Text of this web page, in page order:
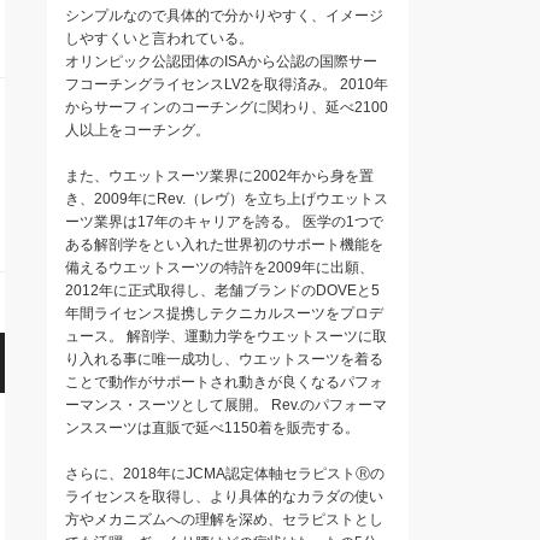
シンプルなので具体的で分かりやすく、イメージ
しやすくいと言われている。
オリンピック公認団体のISAから公認の国際サー
フコーチングライセンスLV2を取得済み。 2010年
からサーフィンのコーチングに関わり、延べ2100
人以上をコーチング。
また、ウエットスーツ業界に2002年から身を置
き、2009年にRev.（レヴ）を立ち上げウエットス
ーツ業界は17年のキャリアを誇る。 医学の1つで
ある解剖学をとい入れた世界初のサポート機能を
備えるウエットスーツの特許を2009年に出願、
2012年に正式取得し、老舗ブランドのDOVEと5
年間ライセンス提携しテクニカルスーツをプロデ
ュース。 解剖学、運動力学をウエットスーツに取
り入れる事に唯一成功し、ウエットスーツを着る
ことで動作がサポートされ動きが良くなるパフォ
ーマンス・スーツとして展開。 Rev.のパフォーマ
ンススーツは直販で延べ1150着を販売する。
さらに、2018年にJCMA認定体軸セラピストⓇの
ライセンスを取得し、より具体的なカラダの使い
方やメカニズムへの理解を深め、セラピストとし